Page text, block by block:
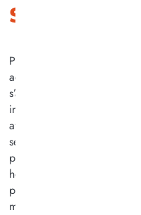
S’adapter à
Pour que chaque résident
activités et évènements
s’adapter aux besoins et
implique des supports
affichage ou programme
selon les goûts et
passe aussi dans la
horaires, rendez-vous
professionnels et lieux
moments rassurants et